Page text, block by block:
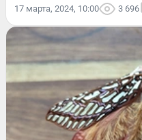
17 марта, 2024, 10:00 3 696